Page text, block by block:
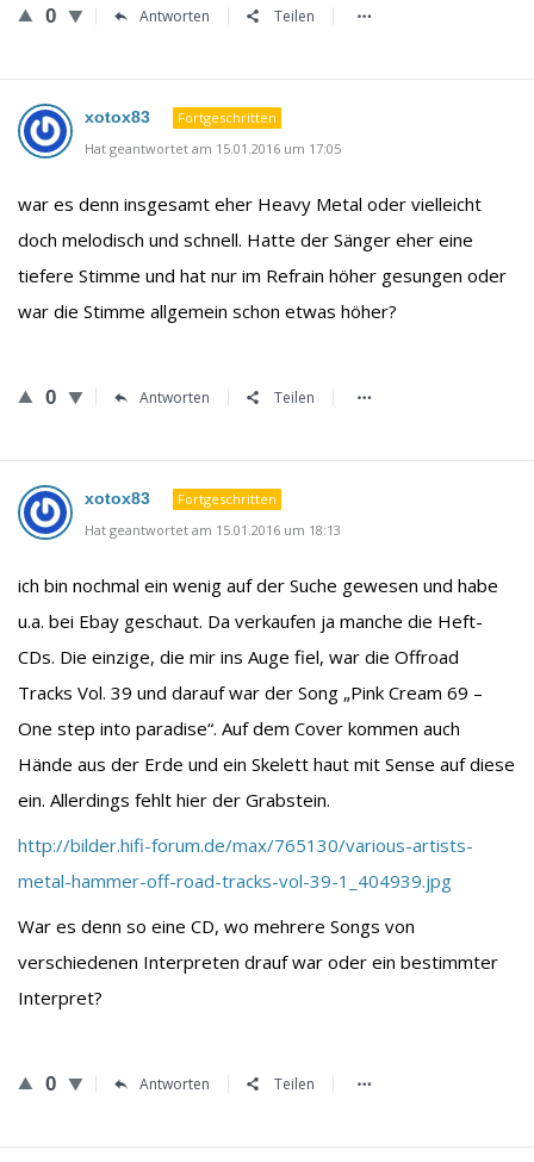
0 Antworten Teilen
xotox83
Fortgeschritten
Hat geantwortet am 15.01.2016 um 17:05
war es denn insgesamt eher Heavy Metal oder vielleicht
doch melodisch und schnell. Hatte der Sänger eher eine
tiefere Stimme und hat nur im Refrain höher gesungen oder
war die Stimme allgemein schon etwas höher?
0 Antworten Teilen
xotox83
Fortgeschritten
Hat geantwortet am 15.01.2016 um 18:13
ich bin nochmal ein wenig auf der Suche gewesen und habe
u.a. bei Ebay geschaut. Da verkaufen ja manche die Heft-
CDs. Die einzige, die mir ins Auge fiel, war die Offroad
Tracks Vol. 39 und darauf war der Song „Pink Cream 69 –
One step into paradise“. Auf dem Cover kommen auch
Hände aus der Erde und ein Skelett haut mit Sense auf diese
ein. Allerdings fehlt hier der Grabstein.
http://bilder.hifi-forum.de/max/765130/various-artists-
metal-hammer-off-road-tracks-vol-39-1_404939.jpg
War es denn so eine CD, wo mehrere Songs von
verschiedenen Interpreten drauf war oder ein bestimmter
Interpret?
0 Antworten Teilen